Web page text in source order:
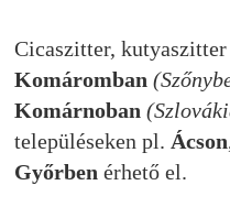
Cicaszitter,
Komáromban
Komárnoban
településeken pl. Ácson
Győrbenérhető el.